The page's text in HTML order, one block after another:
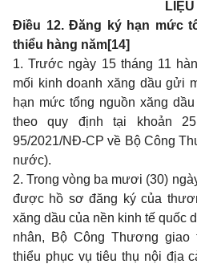
LIỆU
Điều 12. Đăng ký hạn mức
thiểu hàng năm[14]
1. Trước ngày 15 tháng 11
mối kinh doanh xăng dầu gửi
hạn mức tổng nguồn xăng
theo quy định tại khoản
95/2021/NĐ-CP về Bộ Công
nước).
2. Trong vòng ba mươi (30)
được hồ sơ đăng ký của
xăng dầu của nền kinh tế quốc
nhân, Bộ Công Thương giao
thiểu phục vụ tiêu thụ nội địa